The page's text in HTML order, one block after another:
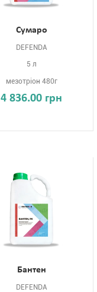
Сумаро
DEFENDA
5 л
мезотріон 480г
4 836.00 грн
Бантен
DEFENDA